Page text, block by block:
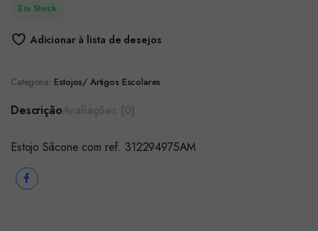
Em Stock
Adicionar à lista de desejos
Categoria: Estojos/ Artigos Escolares
Descrição
Estojo Silicone com ref. 312294975AM